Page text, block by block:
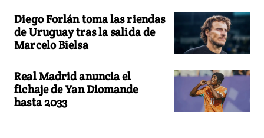
Diego Forlán toma las riendas
de Uruguay tras la salida de
Marcelo Bielsa
Real Madrid anuncia el
fichaje de Yan Diomande
hasta 2033